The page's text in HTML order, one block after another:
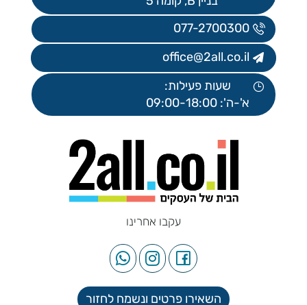
077-2700300
office@2all.co.il
שעות פעילות:
א'-ה': 09:00-18:00
עקבו אחרינו
השאירו פרטים ונשמח לחזור